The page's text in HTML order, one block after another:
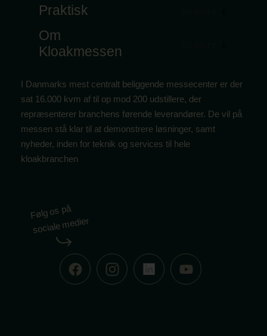
Praktisk
Om
Kloakmessen
I Danmarks mest centralt beliggende messecenter er der
sat 16.000 kvm af til op mod 200 udstillere, der
repræsenterer branchens førende leverandører. De vil på
messen stå klar til at demonstrere løsninger, samt
nyheder, inden for teknik og services til hele
kloakbranchen
Følg os på
sociale medier